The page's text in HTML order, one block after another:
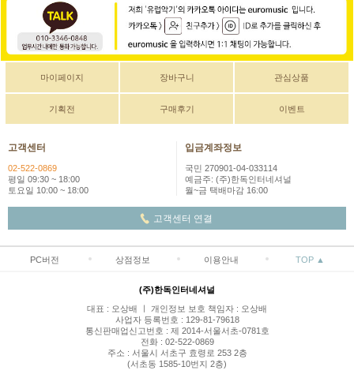
마이페이지 장바구니 관심상품
기획전 구매후기 이벤트
고객센터
02-522-0869
평일 09:30 ~ 18:00
토요일 10:00 ~ 18:00
입금계좌정보
국민 270901-04-033114
예금주: (주)한독인터네셔널
월~금 택배마감 16:00
고객센터 연결
PC버전 상점정보 이용안내 TOP ▲
(주)한독인터네셔널
대표 : 오상배 ㅣ 개인정보 보호 책임자 : 오상배
사업자 등록번호 : 129-81-79618
통신판매업신고번호 : 제 2014-서울서초-0781호
전화 : 02-522-0869
주소 : 서울시 서초구 효령로 253 2층
(서초동 1585-10번지 2층)